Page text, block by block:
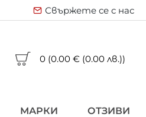
Свържете се с нас
0 (0.00 € (0.00 лв.))
МАРКИ ОТЗИВИ